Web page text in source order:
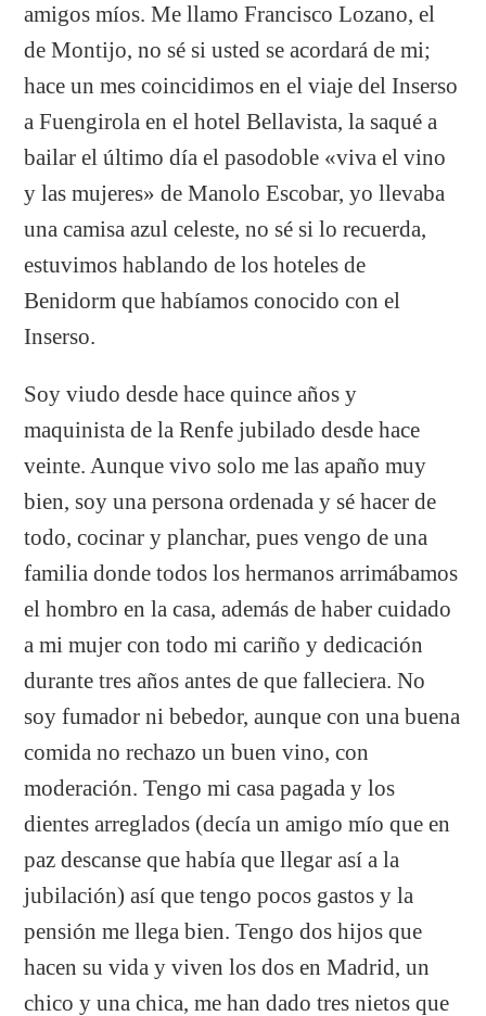
amigos míos. Me llamo Francisco Lozano, el
de Montijo, no sé si usted se acordará de mi;
hace un mes coincidimos en el viaje del Inserso
a Fuengirola en el hotel Bellavista, la saqué a
bailar el último día el pasodoble «viva el vino
y las mujeres» de Manolo Escobar, yo llevaba
una camisa azul celeste, no sé si lo recuerda,
estuvimos hablando de los hoteles de
Benidorm que habíamos conocido con el
Inserso.
Soy viudo desde hace quince años y
maquinista de la Renfe jubilado desde hace
veinte. Aunque vivo solo me las apaño muy
bien, soy una persona ordenada y sé hacer de
todo, cocinar y planchar, pues vengo de una
familia donde todos los hermanos arrimábamos
el hombro en la casa, además de haber cuidado
a mi mujer con todo mi cariño y dedicación
durante tres años antes de que falleciera. No
soy fumador ni bebedor, aunque con una buena
comida no rechazo un buen vino, con
moderación. Tengo mi casa pagada y los
dientes arreglados (decía un amigo mío que en
paz descanse que había que llegar así a la
jubilación) así que tengo pocos gastos y la
pensión me llega bien. Tengo dos hijos que
hacen su vida y viven los dos en Madrid, un
chico y una chica, me han dado tres nietos que